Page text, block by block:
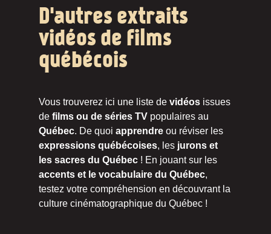
D'autres extraits
vidéos de films
québécois
Vous trouverez ici une liste de vidéos issues
de films ou de séries TV populaires au
Québec. De quoi apprendre ou réviser les
expressions québécoises, les jurons et
les sacres du Québec ! En jouant sur les
accents et le vocabulaire du Québec,
testez votre compréhension en découvrant la
culture cinématographique du Québec !